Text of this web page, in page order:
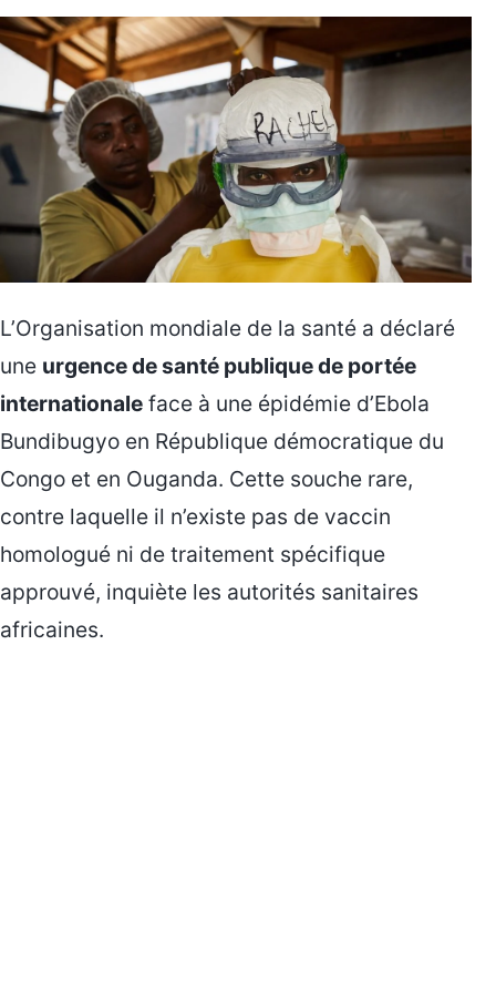
L’Organisation mondiale de la santé a déclaré
une urgence de santé publique de portée
internationale face à une épidémie d’Ebola
Bundibugyo en République démocratique du
Congo et en Ouganda. Cette souche rare,
contre laquelle il n’existe pas de vaccin
homologué ni de traitement spécifique
approuvé, inquiète les autorités sanitaires
africaines.